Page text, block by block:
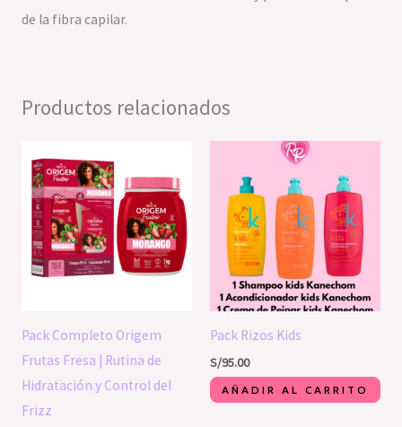
de la fibra capilar.
Productos relacionados
Pack Completo Origem
Frutas Fresa | Rutina de
Hidratación y Control del
Frizz
Pack Rizos Kids
S/95.00
AÑADIR AL CARRITO